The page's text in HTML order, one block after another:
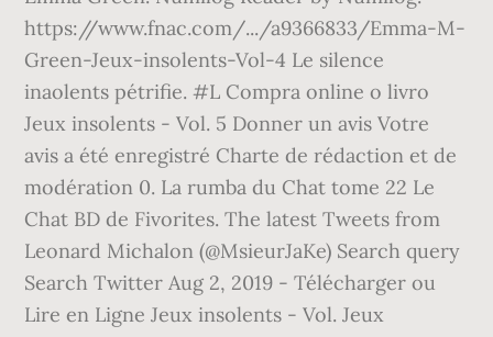
https://www.fnac.com/.../a9366833/Emma-M-
Green-Jeux-insolents-Vol-4 Le silence
inaolents pétrifie. #L Compra online o livro
Jeux insolents - Vol. 5 Donner un avis Votre
avis a été enregistré Charte de rédaction et de
modération 0. La rumba du Chat tome 22 Le
Chat BD de Fivorites. The latest Tweets from
Leonard Michalon (@MsieurJaKe) Search query
Search Twitter Aug 2, 2019 - Télécharger ou
Lire en Ligne Jeux insolents - Vol. Jeux